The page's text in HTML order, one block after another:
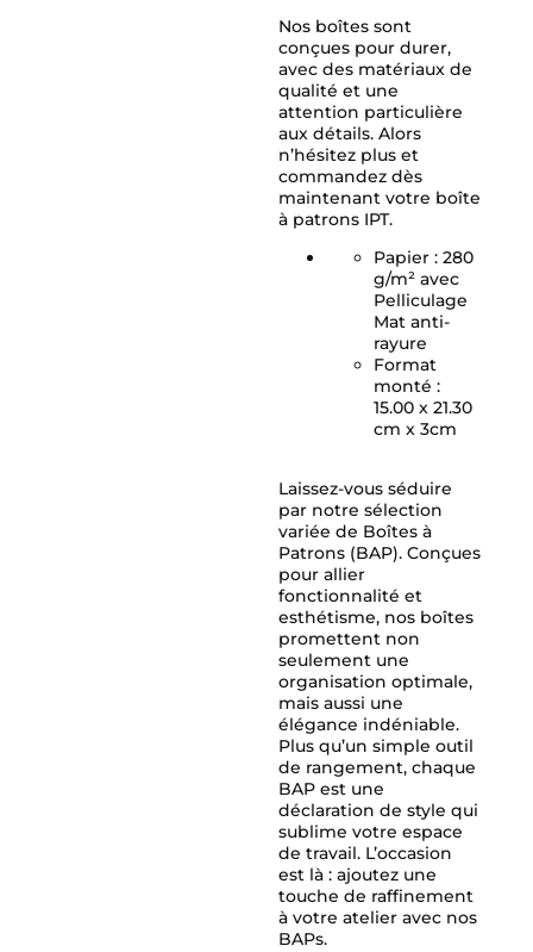
Nos boîtes sont
conçues pour durer,
avec des matériaux de
qualité et une
attention particulière
aux détails. Alors
n’hésitez plus et
commandez dès
maintenant votre boîte
à patrons IPT.
Papier : 280
g/m² avec
Pelliculage
Mat anti-
rayure
Format
monté :
15.00 x 21.30
cm x 3cm
Laissez-vous séduire
par notre sélection
variée de Boîtes à
Patrons (BAP). Conçues
pour allier
fonctionnalité et
esthétisme, nos boîtes
promettent non
seulement une
organisation optimale,
mais aussi une
élégance indéniable.
Plus qu’un simple outil
de rangement, chaque
BAP est une
déclaration de style qui
sublime votre espace
de travail. L’occasion
est là : ajoutez une
touche de raffinement
à votre atelier avec nos
BAPs.